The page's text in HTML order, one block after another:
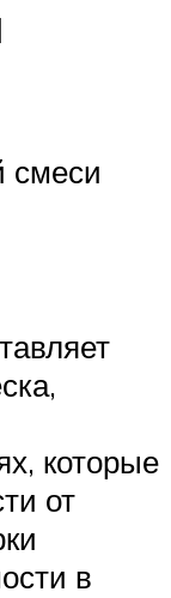
смеси
которые
от
в